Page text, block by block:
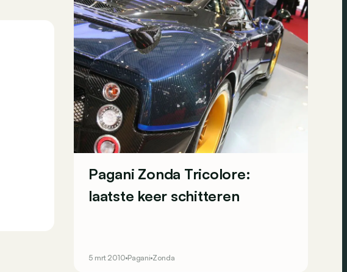
Pagani Zonda Tricolore:
laatste keer schitteren
5 mrt 2010 Pagani Zonda